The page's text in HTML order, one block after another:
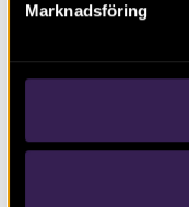
Marknadsföring
fram